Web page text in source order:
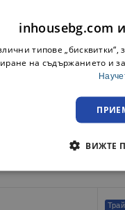
налични към момента.
адрес или офис на
при освобождаване на
inhousebg.com
типове
на съдържанието и
ВИЖТЕ